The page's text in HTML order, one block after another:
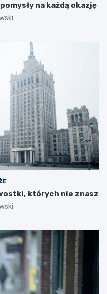
na każdą okazję
których nie znasz